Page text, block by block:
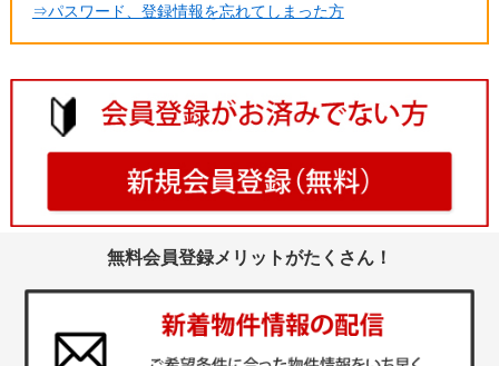
⇒パスワード、登録情報を忘れてしまった方
無料会員登録メリットがたくさん！